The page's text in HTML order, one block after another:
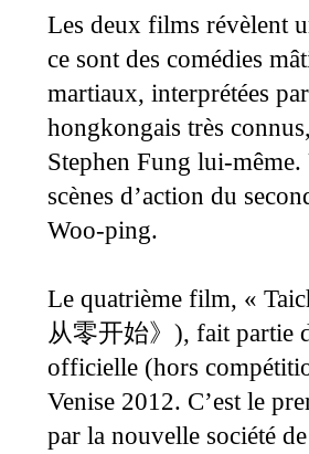
Les deux films révèlent
ce sont des comédies
martiaux, interprétées
hongkongais très
Stephen Fung lui-même.
scènes d’action du
Woo-ping.
Le quatrième film, «
从零开始》), fait partie
officielle (hors
Venise 2012. C’est le
par la nouvelle société